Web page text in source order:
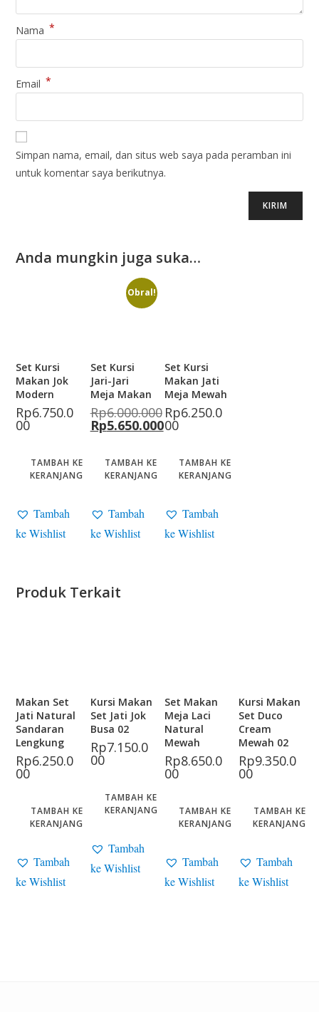
Nama *
Email *
Simpan nama, email, dan situs web saya pada peramban ini
untuk komentar saya berikutnya.
Anda mungkin juga suka…
Set Kursi
Makan Jok
Modern
Rp6.750.0
00
TAMBAH KE
KERANJANG
Tambah
ke Wishlist
Obral!
Set Kursi
Jari-Jari
Meja Makan
Rp6.000.000
Rp5.650.000
TAMBAH KE
KERANJANG
Tambah
ke Wishlist
Set Kursi
Makan Jati
Meja Mewah
Rp6.250.0
00
TAMBAH KE
KERANJANG
Tambah
ke Wishlist
Produk Terkait
Makan Set
Jati Natural
Sandaran
Lengkung
Rp6.250.0
00
TAMBAH KE
KERANJANG
Tambah
ke Wishlist
Kursi Makan
Set Jati Jok
Busa 02
Rp7.150.0
00
TAMBAH KE
KERANJANG
Tambah
ke Wishlist
Set Makan
Meja Laci
Natural
Mewah
Rp8.650.0
00
TAMBAH KE
KERANJANG
Tambah
ke Wishlist
Kursi Makan
Set Duco
Cream
Mewah 02
Rp9.350.0
00
TAMBAH KE
KERANJANG
Tambah
ke Wishlist